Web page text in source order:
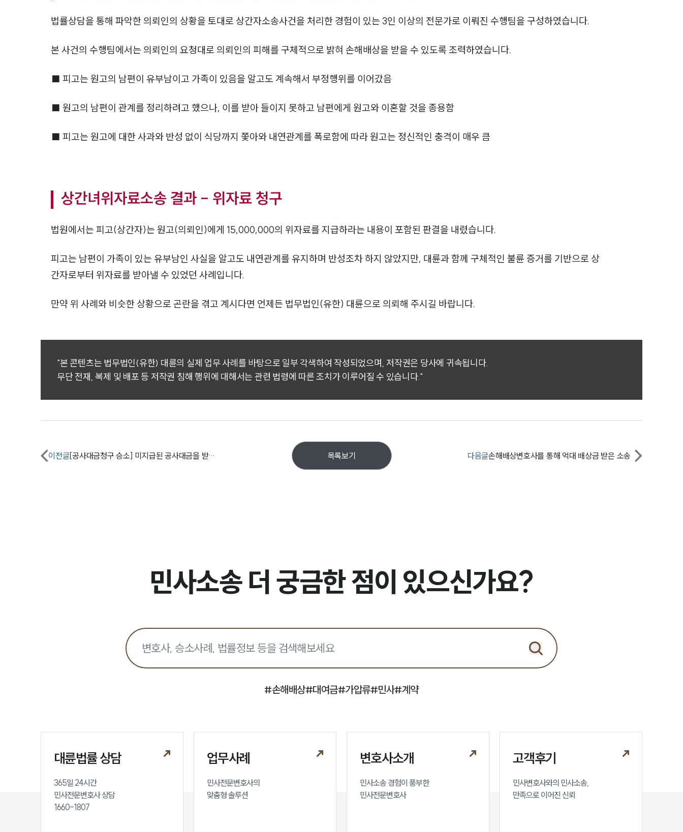
사례분석/최신동향
소식/자료
법률서식
법률상담을 통해 파악한 의뢰인의 상황을 토대로 상간자소송사건을 처리한 경험이 있는 3인 이상의 전문가로 이뤄진 수행팀을 구성하였습니다.
본 사건의 수행팀에서는 의뢰인의 요청대로 의뢰인의 피해를 구체적으로 밝혀 손해배상을 받을 수 있도록 조력하였습니다.
■ 피고는 원고의 남편이 유부남이고 가족이 있음을 알고도 계속해서 부정행위를 이어갔음
■ 원고의 남편이 관계를 정리하려고 했으나, 이를 받아 들이지 못하고 남편에게 원고와 이혼할 것을 종용함
■ 피고는 원고에 대한 사과와 반성 없이 식당까지 쫓아와 내연관계를 폭로함에 따라 원고는 정신적인 충격이 매우 큼
상간녀위자료소송 결과 - 위자료 청구
법원에서는 피고(상간자)는 원고(의뢰인)에게 15,000,000의 위자료를 지급하라는 내용이 포함된 판결을 내렸습니다.
피고는 남편이 가족이 있는 유부남인 사실을 알고도 내연관계를 유지하며 반성조차 하지 않았지만, 대륜과 함께 구체적인 불륜 증거를 기반으로 상
간자로부터 위자료를 받아낼 수 있었던 사례입니다.
만약 위 사례와 비슷한 상황으로 곤란을 겪고 계시다면 언제든 법무법인(유한) 대륜으로 의뢰해 주시길 바랍니다.
"본 콘텐츠는 법무법인(유한) 대륜의 실제 업무 사례를 바탕으로 일부 각색하여 작성되었으며, 저작권은 당사에 귀속됩니다.
무단 전재, 복제 및 배포 등 저작권 침해 행위에 대해서는 관련 법령에 따른 조치가 이루어질 수 있습니다."
이전글 [공사대금청구 승소] 미지급된 공사대금을 받아냄 목록보기 다음글손해배상변호사를 통해 억대 배상금 받은 소송
민사소송 더 궁금한 점이 있으신가요?
#손해배상#대여금#가압류#민사#계약
대륜법률 상담
365일 24시간
민사전문변호사 상담
1660-1807
업무사례
민사전문변호사의
맞춤형 솔루션
변호사소개
민사소송 경험이 풍부한
민사전문변호사
고객후기
민사변호사와의 민사소송,
만족으로 이어진 신뢰